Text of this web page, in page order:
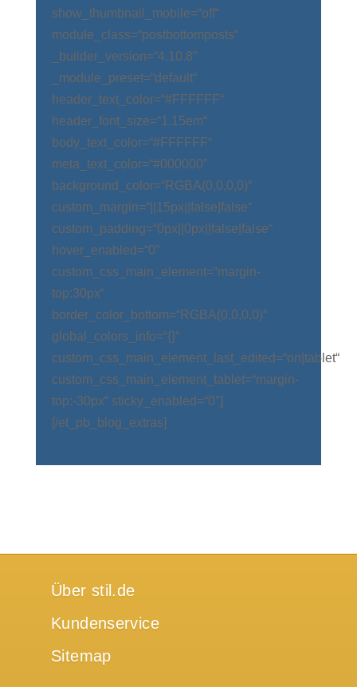
show_thumbnail_mobile=“off“
module_class=“postbottomposts“
_builder_version=“4.10.8″
_module_preset=“default“
header_text_color=“#FFFFFF“
header_font_size=“1.15em“
body_text_color=“#FFFFFF“
meta_text_color=“#000000″
background_color=“RGBA(0,0,0,0)“
custom_margin=“||15px||false|false“
custom_padding=“0px||0px||false|false“
hover_enabled=“0″
custom_css_main_element=“margin-
top:30px“
border_color_bottom=“RGBA(0,0,0,0)“
global_colors_info=“{}“
custom_css_main_element_last_edited=“on|tablet“
custom_css_main_element_tablet=“margin-
top:-30px“ sticky_enabled=“0″]
[/et_pb_blog_extras]
Über stil.de
Kundenservice
Sitemap